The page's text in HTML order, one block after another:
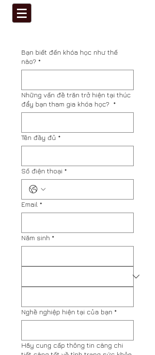
Bạn biết đến khóa học như thế
nào? *
Những vấn đề trăn trở hiện tại thúc
đẩy bạn tham gia khóa học? *
Tên đầy đủ *
Số điện thoại *
Email *
Năm sinh *
Nghề nghiệp hiện tại của bạn *
Hãy cung cấp thông tin càng chi